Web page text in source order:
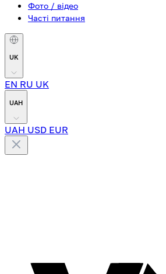
Фото / відео
Часті питання
UK
EN RU UK
UAH
UAH USD EUR